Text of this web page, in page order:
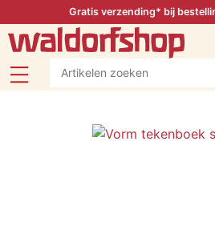
Gratis verzending* bij